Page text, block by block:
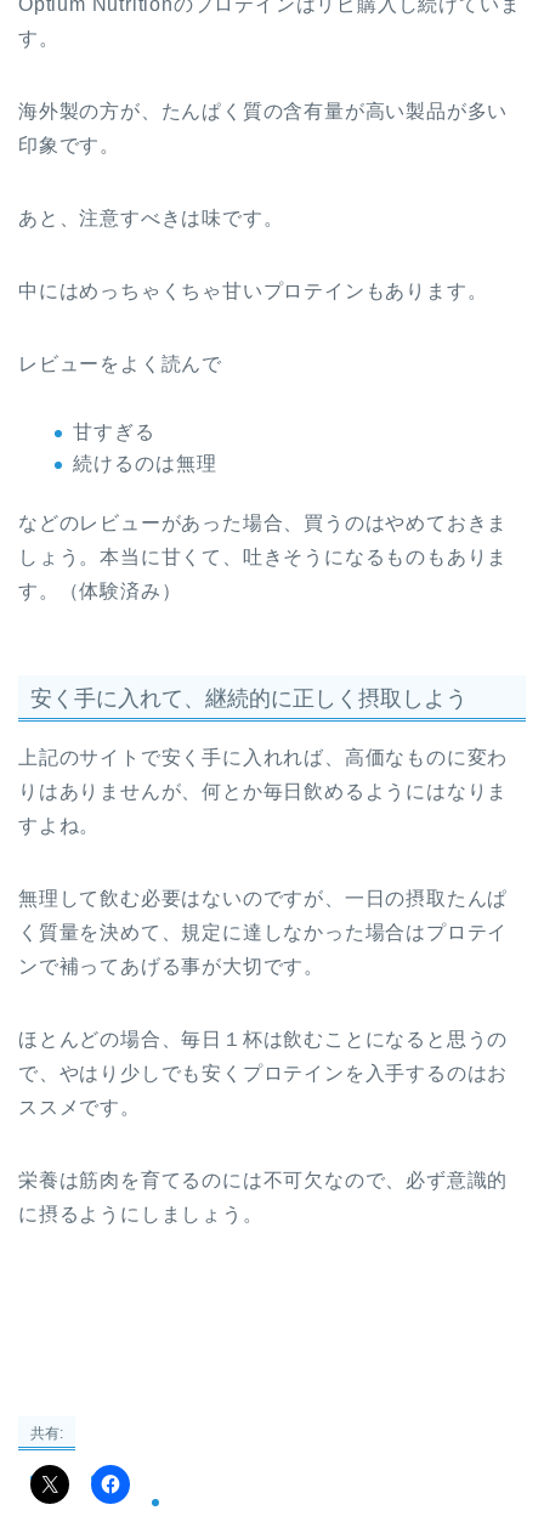
す。
海外製の方が、たんぱく質の含有量が高い製品が多い
印象です。
あと、注意すべきは味です。
中にはめっちゃくちゃ甘いプロテインもあります。
レビューをよく読んで
甘すぎる
続けるのは無理
などのレビューがあった場合、買うのはやめておきま
しょう。本当に甘くて、吐きそうになるものもありま
す。（体験済み）
安く手に入れて、継続的に正しく摂取しよう
上記のサイトで安く手に入れれば、高価なものに変わ
りはありませんが、何とか毎日飲めるようにはなりま
すよね。
無理して飲む必要はないのですが、一日の摂取たんぱ
く質量を決めて、規定に達しなかった場合はプロテイ
ンで補ってあげる事が大切です。
ほとんどの場合、毎日１杯は飲むことになると思うの
で、やはり少しでも安くプロテインを入手するのはお
ススメです。
栄養は筋肉を育てるのには不可欠なので、必ず意識的
に摂るようにしましょう。
共有: